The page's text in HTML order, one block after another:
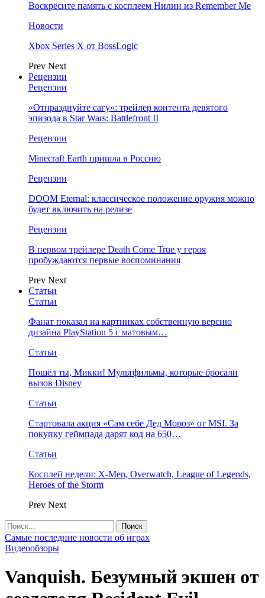
Воскресите память с косплеем Нилин из Remember Me
Новости
Xbox Series X от BossLogic
Prev Next
Рецензии
Рецензии
«Отпразднуйте сагу»: трейлер контента девятого
эпизода в Star Wars: Battlefront II
Рецензии
Minecraft Earth пришла в Россию
Рецензии
DOOM Eternal: классическое положение оружия можно
будет включить на релизе
Рецензии
В первом трейлере Death Come True у героя
пробуждаются первые воспоминания
Prev Next
Статьи
Статьи
Фанат показал на картинках собственную версию
дизайна PlayStation 5 с матовым…
Статьи
Пошёл ты, Микки! Мультфильмы, которые бросали
вызов Disney
Статьи
Стартовала акция «Сам себе Дед Мороз» от MSI. За
покупку геймпада дарят код на 650…
Статьи
Косплей недели: X-Men, Overwatch, League of Legends,
Heroes of the Storm
Prev Next
Самые последние новости об играх
Видеообзоры
Vanquish. Безумный экшен от